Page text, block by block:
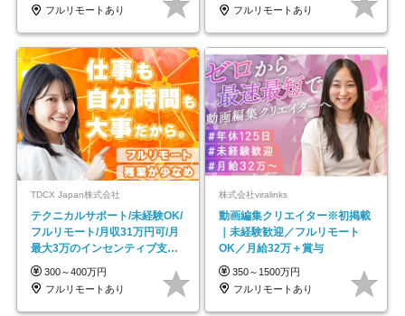
フルリモートあり
フルリモートあり
TDCX Japan株式会社
テクニカルサポート/未経験OK/
フルリモート/月収31万円可/月
最大3万のインセンティブ支給/
平均年齢33歳
300～400万円
フルリモートあり
株式会社viralinks
動画編集クリエイター※初掲載
｜未経験歓迎／フルリモート
OK／月給32万＋賞与
350～1500万円
フルリモートあり